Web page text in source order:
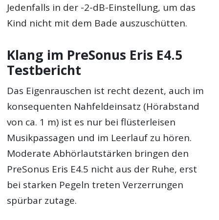
Jedenfalls in der -2-dB-Einstellung, um das
Kind nicht mit dem Bade auszuschütten.
Klang im PreSonus Eris E4.5
Testbericht
Das Eigenrauschen ist recht dezent, auch im
konsequenten Nahfeldeinsatz (Hörabstand
von ca. 1 m) ist es nur bei flüsterleisen
Musikpassagen und im Leerlauf zu hören.
Moderate Abhörlautstärken bringen den
PreSonus Eris E4.5 nicht aus der Ruhe, erst
bei starken Pegeln treten Verzerrungen
spürbar zutage.